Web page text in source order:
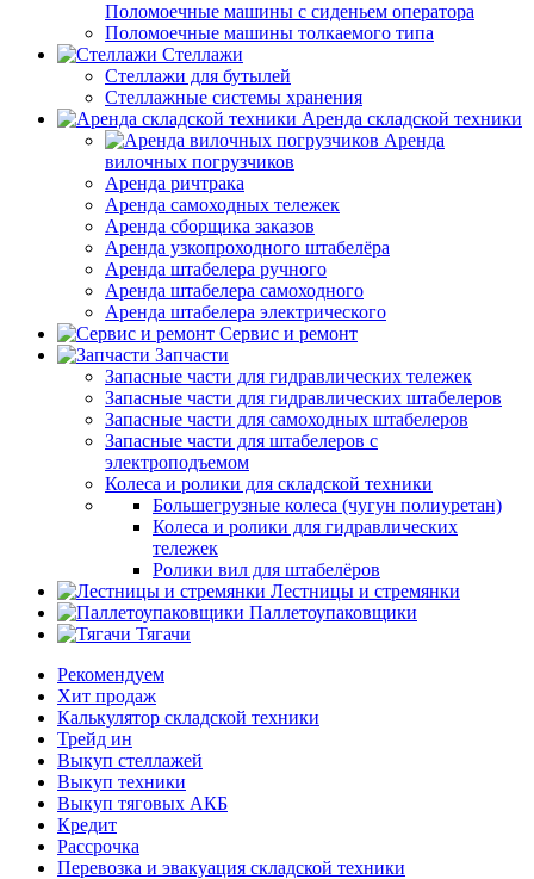
Поломоечные машины с сиденьем оператора
Поломоечные машины толкаемого типа
Стеллажи
Стеллажи для бутылей
Стеллажные системы хранения
Аренда складской техники
Аренда
вилочных погрузчиков
Аренда ричтрака
Аренда самоходных тележек
Аренда сборщика заказов
Аренда узкопроходного штабелёра
Аренда штабелера ручного
Аренда штабелера самоходного
Аренда штабелера электрического
Сервис и ремонт
Запчасти
Запасные части для гидравлических тележек
Запасные части для гидравлических штабелеров
Запасные части для самоходных штабелеров
Запасные части для штабелеров с
электроподъемом
Колеса и ролики для складской техники
Большегрузные колеса (чугун полиуретан)
Колеса и ролики для гидравлических
тележек
Ролики вил для штабелёров
Лестницы и стремянки
Паллетоупаковщики
Тягачи
Рекомендуем
Хит продаж
Калькулятор складской техники
Трейд ин
Выкуп стеллажей
Выкуп техники
Выкуп тяговых АКБ
Кредит
Рассрочка
Перевозка и эвакуация складской техники